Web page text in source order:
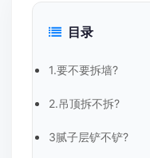
目录
1.要不要拆墙?
2.吊顶拆不拆?
3腻子层铲不铲?